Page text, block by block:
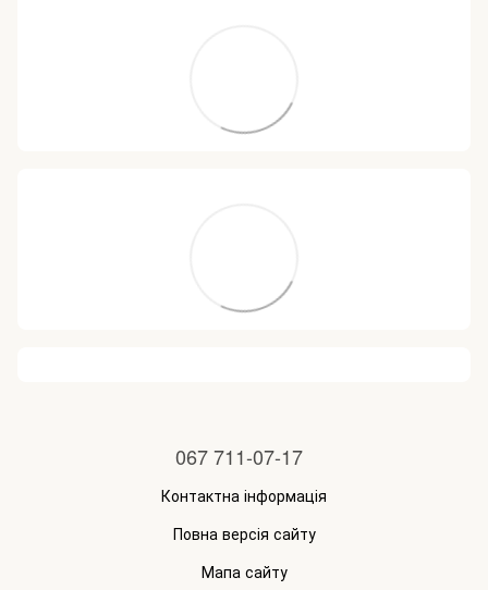
067 711-07-17
Контактна інформація
Повна версія сайту
Мапа сайту